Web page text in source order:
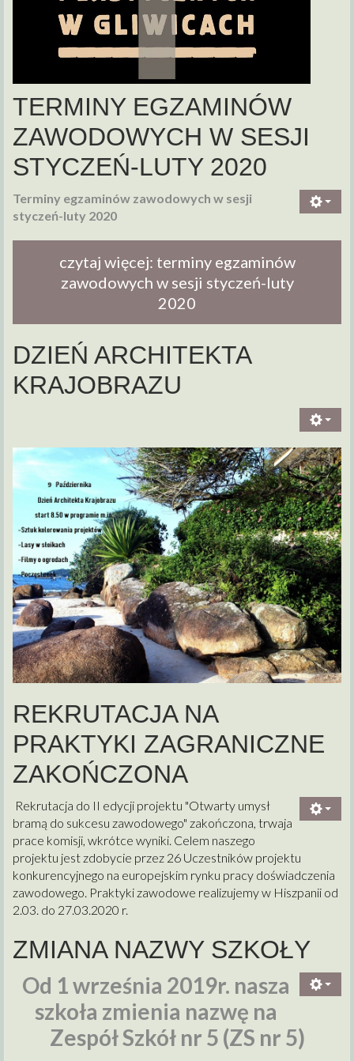
TERMINY EGZAMINÓW
ZAWODOWYCH W SESJI
STYCZEŃ-LUTY 2020
Terminy egzaminów zawodowych w sesji
styczeń-luty 2020
czytaj więcej: terminy egzaminów
zawodowych w sesji styczeń-luty
2020
DZIEŃ ARCHITEKTA
KRAJOBRAZU
REKRUTACJA NA
PRAKTYKI ZAGRANICZNE
ZAKOŃCZONA
Rekrutacja do II edycji projektu "Otwarty umysł
bramą do sukcesu zawodowego" zakończona, trwaja
prace komisji, wkrótce wyniki. Celem naszego
projektu jest zdobycie przez 26 Uczestników projektu
konkurencyjnego na europejskim rynku pracy doświadczenia
zawodowego. Praktyki zawodowe realizujemy w Hiszpanii od
2.03. do 27.03.2020 r.
ZMIANA NAZWY SZKOŁY
Od 1 września 2019r. nasza
szkoła zmienia nazwę na
Zespół Szkół nr 5 (ZS nr 5)